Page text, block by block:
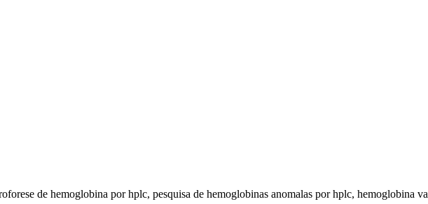
de hemoglobina por hplc, pesquisa de hemoglobinas anomalas por hplc, hemoglobina